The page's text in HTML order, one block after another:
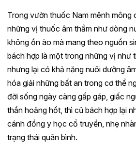
Trong vườn thuốc Nam mênh mông
những vị thuốc âm thầm như dòng
không ồn ào mà mang theo nguồn
bách hợp là một trong những vị như
nhưng lại có khả năng nuôi dưỡng
hóa giải những bất an trong cơ thể
đời sống ngày càng gấp gáp, giấc
thần hoảng hốt, thì củ bách hợp lại
cánh đồng y học cổ truyền, nhẹ
trạng thái quân bình.